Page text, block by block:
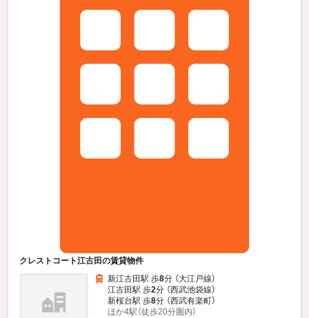
クレストコート江古田の賃貸物件
新江古田駅 歩8分 （大江戸線）
江古田駅 歩2分 （西武池袋線）
新桜台駅 歩8分 （西武有楽町）
ほか4駅（徒歩20分圏内）